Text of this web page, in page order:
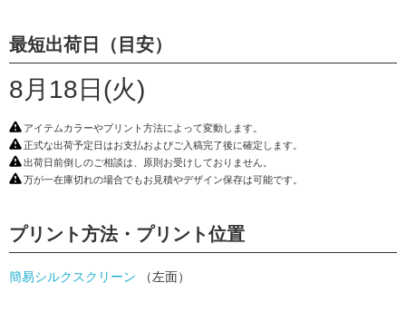
最短出荷日（目安）
8月18日(火)
アイテムカラーやプリント方法によって変動します。
正式な出荷予定日はお支払およびご入稿完了後に確定します。
出荷日前倒しのご相談は、原則お受けしておりません。
万が一在庫切れの場合でもお見積やデザイン保存は可能です。
プリント方法・プリント位置
簡易シルクスクリーン （左面）